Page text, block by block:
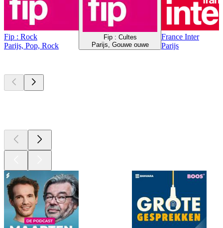
Fip : Rock
Parijs, Pop, Rock
Fip : Cultes
Parijs, Gouwe ouwe
France Inter
Parijs